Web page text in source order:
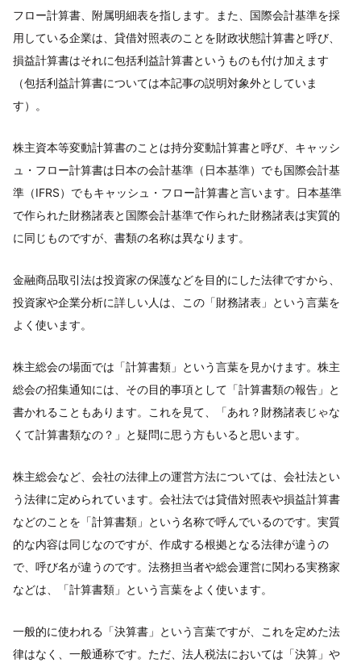
フロー計算書、附属明細表を指します。また、国際会計基準を採
用している企業は、貸借対照表のことを財政状態計算書と呼び、
損益計算書はそれに包括利益計算書というものも付け加えます
（包括利益計算書については本記事の説明対象外としていま
す）。
株主資本等変動計算書のことは持分変動計算書と呼び、キャッシ
ュ・フロー計算書は日本の会計基準（日本基準）でも国際会計基
準（IFRS）でもキャッシュ・フロー計算書と言います。日本基準
で作られた財務諸表と国際会計基準で作られた財務諸表は実質的
に同じものですが、書類の名称は異なります。
金融商品取引法は投資家の保護などを目的にした法律ですから、
投資家や企業分析に詳しい人は、この「財務諸表」という言葉を
よく使います。
株主総会の場面では「計算書類」という言葉を見かけます。株主
総会の招集通知には、その目的事項として「計算書類の報告」と
書かれることもあります。これを見て、「あれ？財務諸表じゃな
くて計算書類なの？」と疑問に思う方もいると思います。
株主総会など、会社の法律上の運営方法については、会社法とい
う法律に定められています。会社法では貸借対照表や損益計算書
などのことを「計算書類」という名称で呼んでいるのです。実質
的な内容は同じなのですが、作成する根拠となる法律が違うの
で、呼び名が違うのです。法務担当者や総会運営に関わる実務家
などは、「計算書類」という言葉をよく使います。
一般的に使われる「決算書」という言葉ですが、これを定めた法
律はなく、一般通称です。ただ、法人税法においては「決算」や